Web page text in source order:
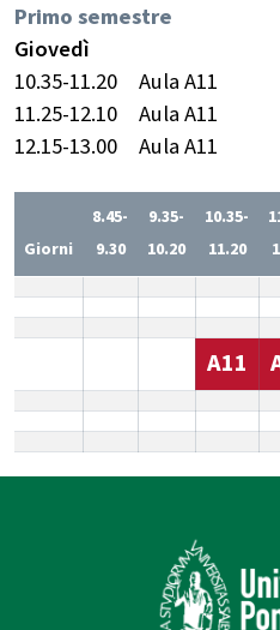
Primo semestre
Giovedì
10.35-11.20
Aula A11
11.25-12.10
Aula A11
12.15-13.00
Aula A11
Giorni
8.45-
9.30
9.35-
10.20
10.35-
11.20
A11